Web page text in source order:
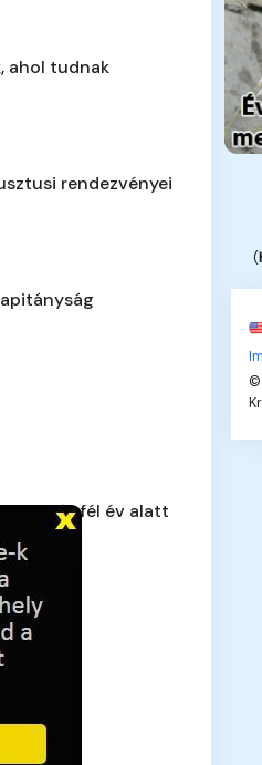
ahol tudnak
rendezvényei
betörés fél év alatt
(
©